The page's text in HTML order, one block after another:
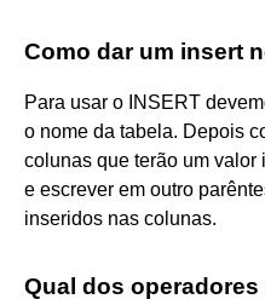
Como dar um insert
Para usar o INSERT
o nome da tabela. Depois
colunas que terão um
e escrever em outro
inseridos nas colunas.
Qual dos